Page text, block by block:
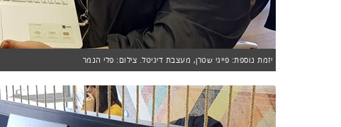
יזמת נוספת: פייגי שטרן, מעצבת דיגיטל. צילום: פלי הנמר